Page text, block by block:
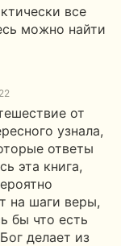
все
можно найти
от
узнала,
ответы
эта книга,
на шаги веры,
бы что есть
делает из